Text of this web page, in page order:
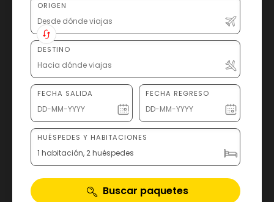
ORIGEN
DESTINO
FECHA SALIDA FECHA REGRESO
HUÉSPEDES Y HABITACIONES
1 habitación, 2 huéspedes
Buscar paquetes